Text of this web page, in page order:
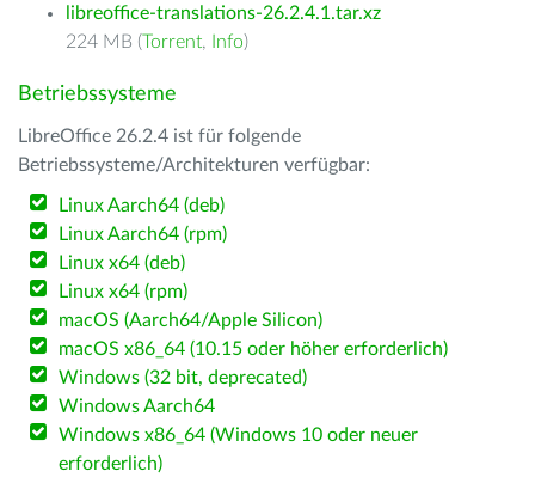
libreoffice-translations-26.2.4.1.tar.xz
224 MB (Torrent, Info)
Betriebssysteme
LibreOffice 26.2.4 ist für folgende
Betriebssysteme/Architekturen verfügbar:
Linux Aarch64 (deb)
Linux Aarch64 (rpm)
Linux x64 (deb)
Linux x64 (rpm)
macOS (Aarch64/Apple Silicon)
macOS x86_64 (10.15 oder höher erforderlich)
Windows (32 bit, deprecated)
Windows Aarch64
Windows x86_64 (Windows 10 oder neuer
erforderlich)